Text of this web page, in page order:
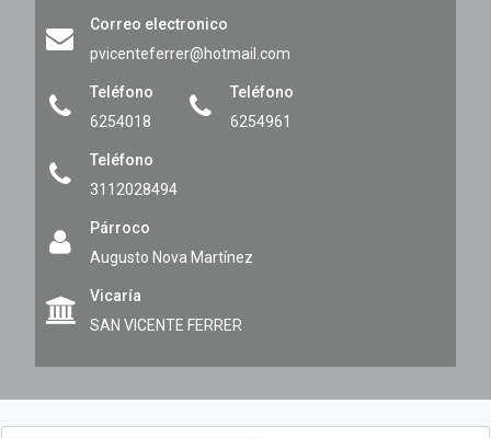
Correo electronico
pvicenteferrer@hotmail.com
Teléfono
6254018
Teléfono
6254961
Teléfono
3112028494
Párroco
Augusto Nova Martínez
Vicaría
SAN VICENTE FERRER